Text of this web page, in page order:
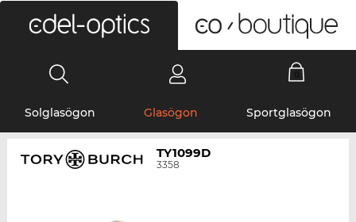
Solglasögon Glasögon Sportglasögon
TY1099D
3358